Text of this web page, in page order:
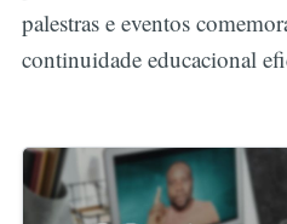
palestras e eventos
continuidade educacional